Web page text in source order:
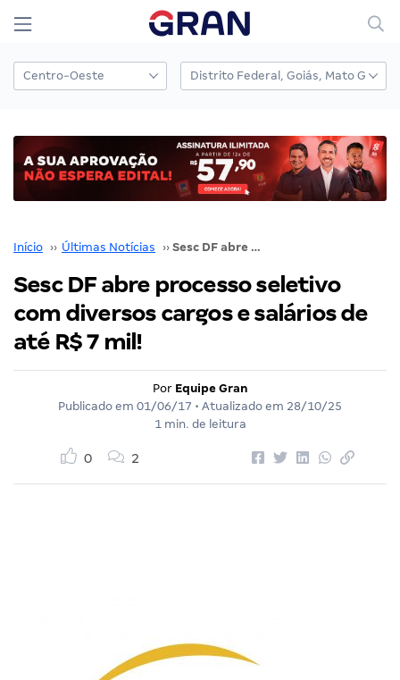
Início ›› Últimas Notícias ›› Sesc DF abre processo seletivo com diversos cargos e salários de até R$ 7 mil!
Sesc DF abre processo seletivo
com diversos cargos e salários de
até R$ 7 mil!
Por Equipe Gran
Publicado em 01/06/17 • Atualizado em 28/10/25
1 min. de leitura
0 2